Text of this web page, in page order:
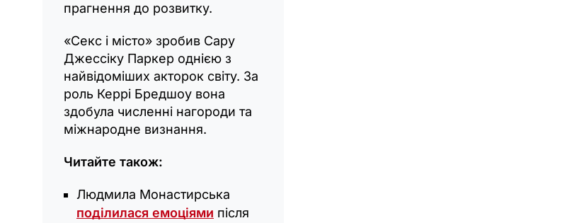
прагнення до розвитку.
«Секс і місто» зробив Сару
Джессіку Паркер однією з
найвідоміших акторок світу. За
роль Керрі Бредшоу вона
здобула численні нагороди та
міжнародне визнання.
Читайте також:
Людмила Монастирська
поділилася емоціями після